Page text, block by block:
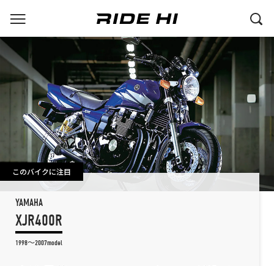
このバイクに注目
YAMAHA
XJR400R
1998～2007model